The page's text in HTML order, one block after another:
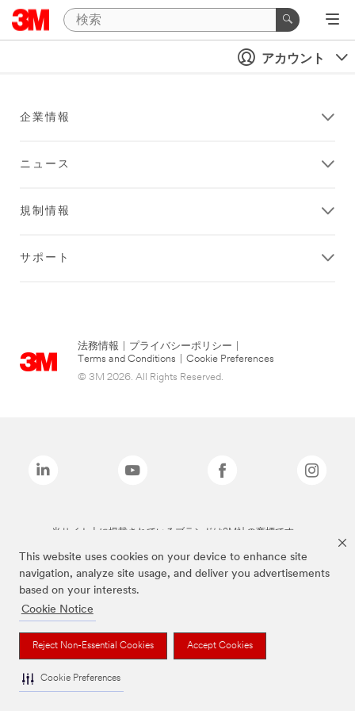
This website uses cookies on your device to enhance site
navigation, analyze site usage, and deliver you advertisements
based on your interests.
Cookie Notice
Reject Non-Essential Cookies Accept Cookies
Cookie Preferences
アカウント
企業情報
ニュース
規制情報
サポート
法務情報 プライバシーポリシー
Terms and Conditions
Cookie Preferences
© 3M 2026. All Rights Reserved.
当サイト上に掲載されているブランドは3M社の商標です。